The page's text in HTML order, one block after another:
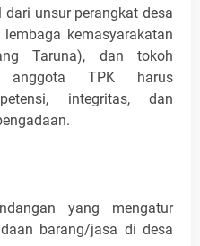
dari unsur perangkat desa
lembaga kemasyarakatan
Taruna), dan tokoh
anggota TPK harus
integritas, dan
yang mengatur
barang/jasa di desa